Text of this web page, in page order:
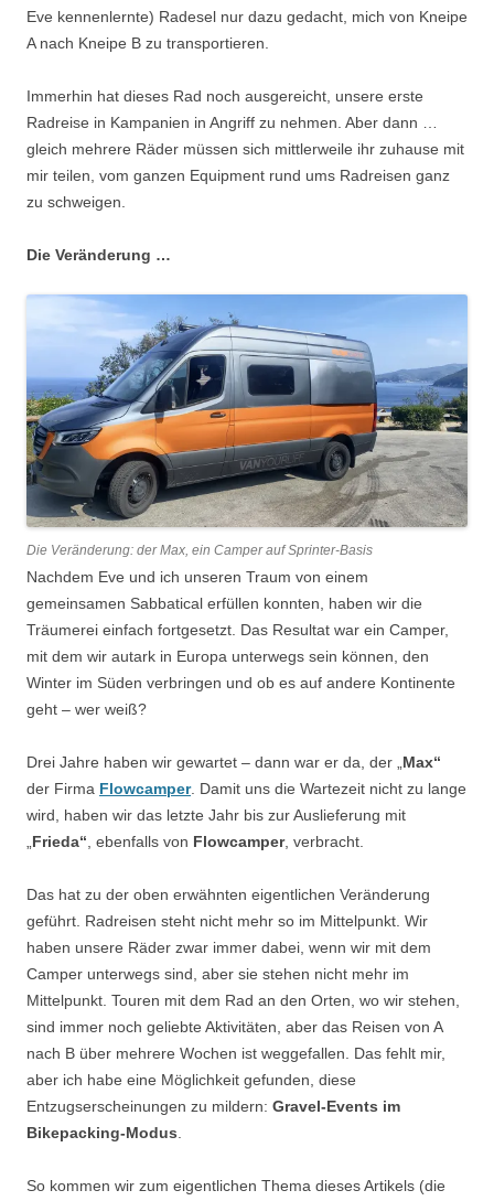
Eve kennenlernte) Radesel nur dazu gedacht, mich von Kneipe
A nach Kneipe B zu transportieren.
Immerhin hat dieses Rad noch ausgereicht, unsere erste
Radreise in Kampanien in Angriff zu nehmen. Aber dann …
gleich mehrere Räder müssen sich mittlerweile ihr zuhause mit
mir teilen, vom ganzen Equipment rund ums Radreisen ganz
zu schweigen.
Die Veränderung …
Die Veränderung: der Max, ein Camper auf Sprinter-Basis
Nachdem Eve und ich unseren Traum von einem
gemeinsamen Sabbatical erfüllen konnten, haben wir die
Träumerei einfach fortgesetzt. Das Resultat war ein Camper,
mit dem wir autark in Europa unterwegs sein können, den
Winter im Süden verbringen und ob es auf andere Kontinente
geht – wer weiß?
Drei Jahre haben wir gewartet – dann war er da, der „ Max“
der Firma Flowcamper. Damit uns die Wartezeit nicht zu lange
wird, haben wir das letzte Jahr bis zur Auslieferung mit
Frieda“ , ebenfalls von Flowcamper, verbracht.
Das hat zu der oben erwähnten eigentlichen Veränderung
geführt. Radreisen steht nicht mehr so im Mittelpunkt. Wir
haben unsere Räder zwar immer dabei, wenn wir mit dem
Camper unterwegs sind, aber sie stehen nicht mehr im
Mittelpunkt. Touren mit dem Rad an den Orten, wo wir stehen,
sind immer noch geliebte Aktivitäten, aber das Reisen von A
nach B über mehrere Wochen ist weggefallen. Das fehlt mir,
aber ich habe eine Möglichkeit gefunden, diese
Entzugserscheinungen zu mildern: Gravel-Events im
Bikepacking-Modus
So kommen wir zum eigentlichen Thema dieses Artikels (die